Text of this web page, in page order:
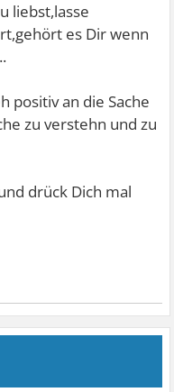
liebst,lasse
es Dir wenn
positiv an die Sache
zu verstehn und zu
drück Dich mal